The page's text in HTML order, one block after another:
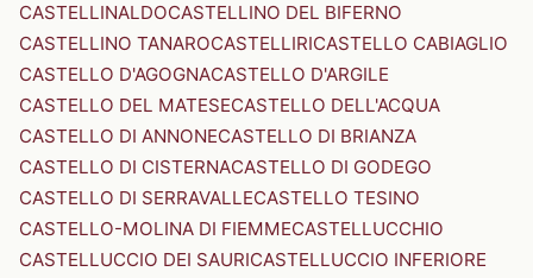
CASTELLINALDOCASTELLINO DEL BIFERNO
CASTELLINO TANAROCASTELLIRICASTELLO CABIAGLIO
CASTELLO D'AGOGNACASTELLO D'ARGILE
CASTELLO DEL MATESECASTELLO DELL'ACQUA
CASTELLO DI ANNONECASTELLO DI BRIANZA
CASTELLO DI CISTERNACASTELLO DI GODEGO
CASTELLO DI SERRAVALLECASTELLO TESINO
CASTELLO-MOLINA DI FIEMMECASTELLUCCHIO
CASTELLUCCIO DEI SAURICASTELLUCCIO INFERIORE